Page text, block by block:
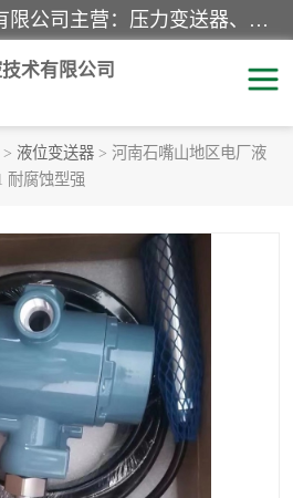
河南新瑞普测控技术有限公司主营：压力变送器、液位变送器、差压变送器、雷达料位计、电容物位计、温度显示控制仪表、电量变送器、流量计、工业自动化系统成套设备。
术有限公司
> 液位变送器 > 河南石嘴山地区电厂液
耐腐蚀型强
CS系列变送器
精巧型压力变送器
雷达料位计
罐旁显示仪
温度传感器变送器
电容物位计